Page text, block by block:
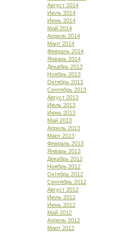
Август 2014
Июль 2014
Июнь 2014
Май 2014
Апрель 2014
Март 2014
Февраль 2014
Январь 2014
Декабрь 2013
Ноябрь 2013
Октябрь 2013
Сентябрь 2013
Август 2013
Июль 2013
Июнь 2013
Май 2013
Апрель 2013
Март 2013
Февраль 2013
Январь 2013
Декабрь 2012
Ноябрь 2012
Октябрь 2012
Сентябрь 2012
Август 2012
Июль 2012
Июнь 2012
Май 2012
Апрель 2012
Март 2012